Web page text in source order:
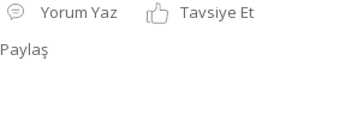
Yorum Yaz
Tavsiye Et
Paylaş